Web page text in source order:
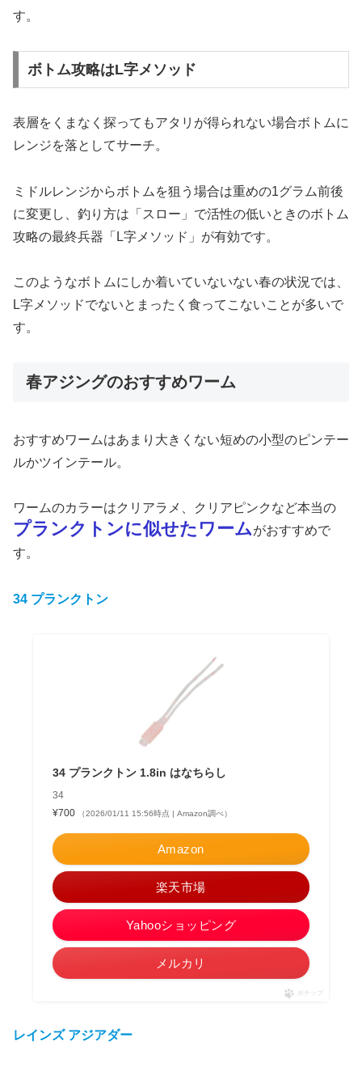
す。
ボトム攻略はL字メソッド
表層をくまなく探ってもアタリが得られない場合ボトムに
レンジを落としてサーチ。
ミドルレンジからボトムを狙う場合は重めの1グラム前後
に変更し、釣り方は「スロー」で活性の低いときのボトム
攻略の最終兵器「L字メソッド」が有効です。
このようなボトムにしか着いていないない春の状況では、
L字メソッドでないとまったく食ってこないことが多いで
す。
春アジングのおすすめワーム
おすすめワームはあまり大きくない短めの小型のピンテー
ルかツインテール。
ワームのカラーはクリアラメ、クリアピンクなど本当の
プランクトンに似せたワームがおすすめで
す。
34 プランクトン
34 プランクトン 1.8in はなちらし
34
¥700
（2026/01/11 15:56時点 | Amazon調べ）
Amazon
楽天市場
Yahooショッピング
メルカリ
ポチップ
レインズ アジアダー